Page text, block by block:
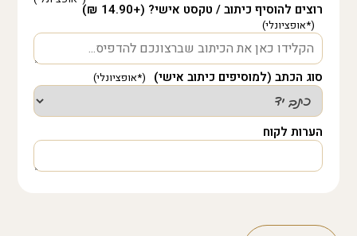
רוצים להוסיף כיתוב / טקסט אישי? (+14.90 ₪)
סוג הכתב (למוסיפים כיתוב אישי)
הערות לקוח